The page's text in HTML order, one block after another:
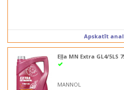
Apskatīt
Eļļa MN Extra GL4/5LS
MANNOL